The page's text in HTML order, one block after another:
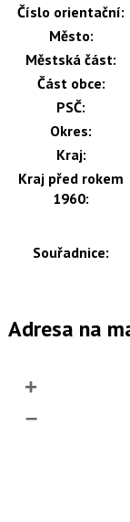
Číslo orientační:
Město:
Městská část:
Část obce:
PSČ:
Okres:
Kraj:
Kraj před rokem
1960:
Souřadnice:
Adresa na
+
–